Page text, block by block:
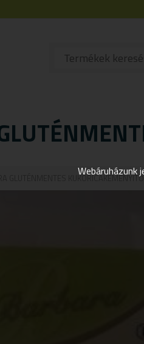
GLUTÉNMENTES
Webáruházunk